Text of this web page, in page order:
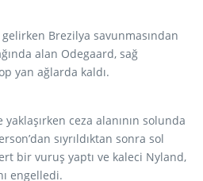
Brezilya savunmasından
alan Odegaard, sağ
yan ağlarda kaldı.
ceza alanının solunda
sıyrıldıktan sonra sol
bir vuruş yaptı ve kaleci Nyland,
engelledi.